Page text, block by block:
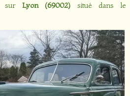
surLyon (69002) situé dans le